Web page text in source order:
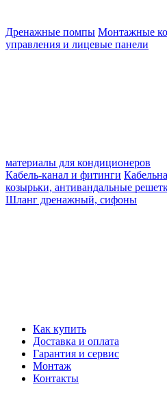
Дренажные помпы Монтажные
управления и лицевые панели
материалы для кондиционеров
Кабель-канал и фитинги
козырьки, антивандальные
Шланг дренажный, сифоны
Как купить
Доставка и оплата
Гарантия и сервис
Монтаж
Контакты